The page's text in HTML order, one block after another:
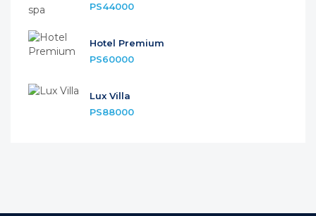
PS44000
Hotel Premium
PS60000
Lux Villa
PS88000